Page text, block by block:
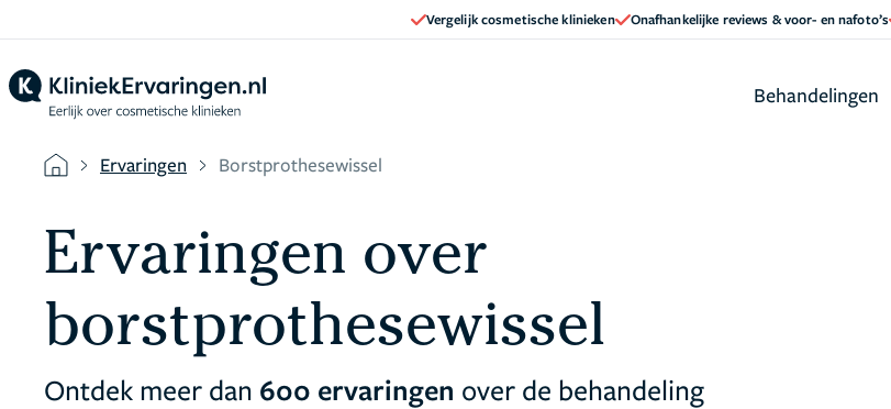
Vergelijk cosmetische klinieken Onafhankelijke reviews & voor- en nafoto’s
Behandelingen
Ervaringen Borstprothesewissel
Ervaringen over
borstprothesewissel
Ontdek meer dan 600 ervaringen over de behandeling